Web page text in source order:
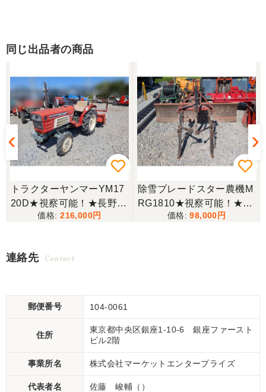
同じ出品者の商品
トラクターヤンマーYM17
20D★視察可能！★長野県
渡し ヤンマー トラクター
RSB1300 ロータリー MT
216,000
除雪ブレードスター農機M
RG1810★視察可能！★長
野県渡し スター農機 除雪
98,000
連絡先 Contact
郵便番号 104-0061
住所
東京都中央区銀座1-10-6 銀座ファースト
ビル2階
事業所名 株式会社マーケットエンタープライズ
代表者名 佐藤 峻輔（）